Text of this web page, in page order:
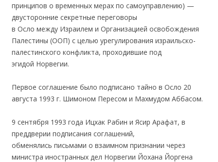
принципов о временных мерах по самоуправлению) —
двусторонние секретные переговоры
в Осло между Израилем и Организацией освобождения
Палестины (ООП) с целью урегулирования израильско-
палестинского конфликта, проходившие под
эгидой Норвегии.
Первое соглашение было подписано тайно в Осло 20
августа 1993 г. Шимоном Пересом и Махмудом Аббасом.
9 сентября 1993 года Ицхак Рабин и Ясир Арафат, в
преддверии подписания соглашений,
обменялись письмами о взаимном признании через
министра иностранных дел Норвегии Йохана Йоргена